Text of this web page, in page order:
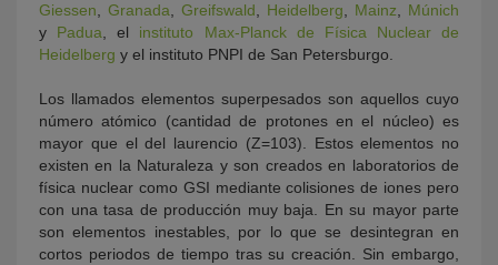
Giessen, Granada, Greifswald, Heidelberg, Mainz, Múnich
y Padua, el instituto Max-Planck de Física Nuclear de
Heidelberg y el instituto PNPI de San Petersburgo.
Los llamados elementos superpesados son aquellos cuyo
número atómico (cantidad de protones en el núcleo) es
mayor que el del laurencio (Z=103). Estos elementos no
existen en la Naturaleza y son creados en laboratorios de
física nuclear como GSI mediante colisiones de iones pero
con una tasa de producción muy baja. En su mayor parte
son elementos inestables, por lo que se desintegran en
cortos periodos de tiempo tras su creación. Sin embargo,